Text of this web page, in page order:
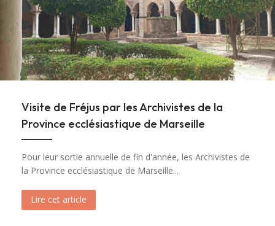
Visite de Fréjus par les Archivistes de la
Province ecclésiastique de Marseille
Pour leur sortie annuelle de fin d'année, les Archivistes de
la Province ecclésiastique de Marseille...
Lire cet article